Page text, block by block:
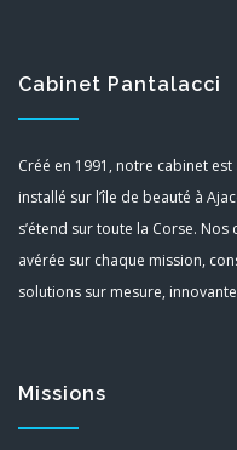
Cabinet Pantalacci
Créé en 1991, notre cabinet
installé sur l’île de beauté à
s’étend sur toute la Corse.
avérée sur chaque mission,
solutions sur mesure,
Missions